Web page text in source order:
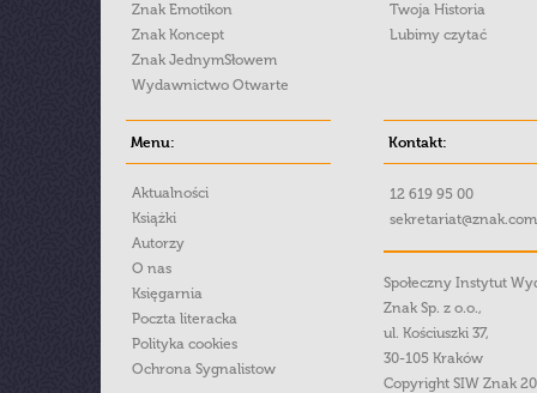
Znak Emotikon
Znak Koncept
Znak JednymSłowem
Wydawnictwo Otwarte
Twoja Historia
Lubimy czytać
Menu:
Aktualności
Książki
Autorzy
O nas
Księgarnia
Poczta literacka
Polityka cookies
Ochrona Sygnalistow
Kontakt:
12 619 95 00
Społeczny Instytut
Znak Sp. z o.o.,
ul. Kościuszki 37,
30-105 Kraków
Copyright SIW Znak